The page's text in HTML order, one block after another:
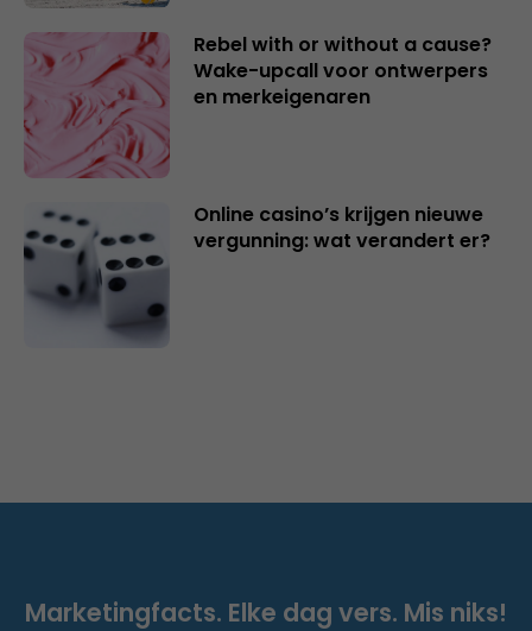
Rebel with or without a cause?
Wake-upcall voor ontwerpers
en merkeigenaren
Online casino’s krijgen nieuwe
vergunning: wat verandert er?
Marketingfacts. Elke dag vers. Mis niks!